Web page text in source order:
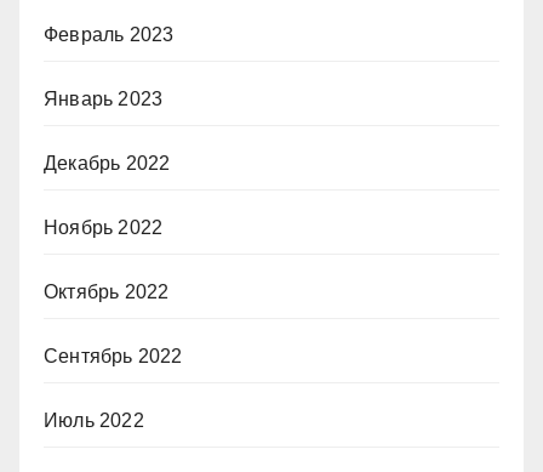
Февраль 2023
Январь 2023
Декабрь 2022
Ноябрь 2022
Октябрь 2022
Сентябрь 2022
Июль 2022